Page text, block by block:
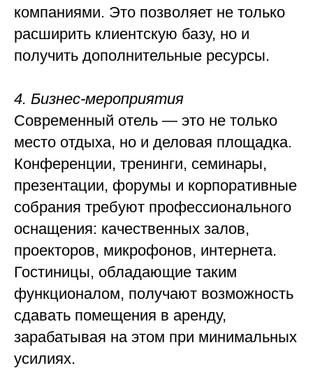
компаниями. Это позволяет не только
расширить клиентскую базу, но и
получить дополнительные ресурсы.
4. Бизнес-мероприятия
Современный отель — это не только
место отдыха, но и деловая площадка.
Конференции, тренинги, семинары,
презентации, форумы и корпоративные
собрания требуют профессионального
оснащения: качественных залов,
проекторов, микрофонов, интернета.
Гостиницы, обладающие таким
функционалом, получают возможность
сдавать помещения в аренду,
зарабатывая на этом при минимальных
усилиях.